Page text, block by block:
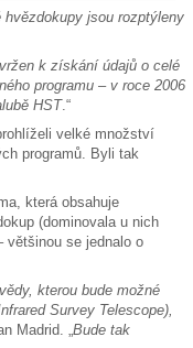
jsou rozptýleny
k získání údajů o celé
programu – v roce 2006
HST.“
velké množství
programů. Byli tak
která obsahuje
(dominovala u nich
většinou se jednalo o
kterou bude možné
Survey Telescope),
Madrid. „Bude tak